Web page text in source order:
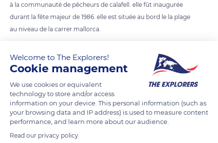
à la communauté de pêcheurs de calafell. elle fût inaugurée
durant la fête majeur de 1986. elle est située au bord le la plage
au niveau de la carrer mallorca.
READ MORE TRANSLATE
Welcome to The Explorers!
Cookie management
We use cookies or equivalent
technology to store and/or access
information on your device. This personal information (such as
your browsing data and IP address) is used to measure content
performance, and learn more about our audience.
Read our privacy policy